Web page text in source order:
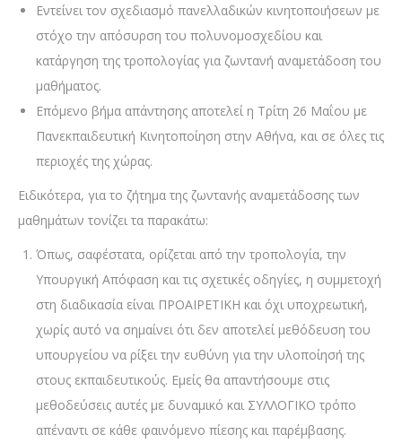
Εντείνει τον σχεδιασμό πανελλαδικών κινητοποιήσεων με
στόχο την απόσυρση του πολυνομοσχεδίου και
κατάργηση της τροπολογίας για ζωντανή αναμετάδοση του
μαθήματος.
Επόμενο βήμα απάντησης αποτελεί η Τρίτη 26 Μαΐου με
Πανεκπαιδευτική Κινητοποίηση στην Αθήνα, και σε όλες τις
περιοχές της χώρας.
Ειδικότερα, για το ζήτημα της ζωντανής αναμετάδοσης των
μαθημάτων τονίζει τα παρακάτω:
Όπως, σαφέστατα, ορίζεται από την τροπολογία, την
Υπουργική Απόφαση και τις σχετικές οδηγίες, η συμμετοχή
στη διαδικασία είναι ΠΡΟΑΙΡΕΤΙΚΗ και όχι υποχρεωτική,
χωρίς αυτό να σημαίνει ότι δεν αποτελεί μεθόδευση του
υπουργείου να ρίξει την ευθύνη για την υλοποίησή της
στους εκπαιδευτικούς. Εμείς θα απαντήσουμε στις
μεθοδεύσεις αυτές με δυναμικό και ΣΥΛΛΟΓΙΚΟ τρόπο
απέναντι σε κάθε φαινόμενο πίεσης και παρέμβασης.